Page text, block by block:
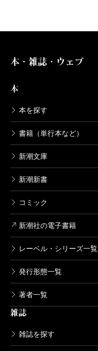
本・雑誌・ウェブ
本
本を探す
書籍（単行本など）
新潮文庫
新潮新書
コミック
新潮社の電子書籍
レーベル・シリーズ一覧
発行形態一覧
著者一覧
雑誌
雑誌を探す